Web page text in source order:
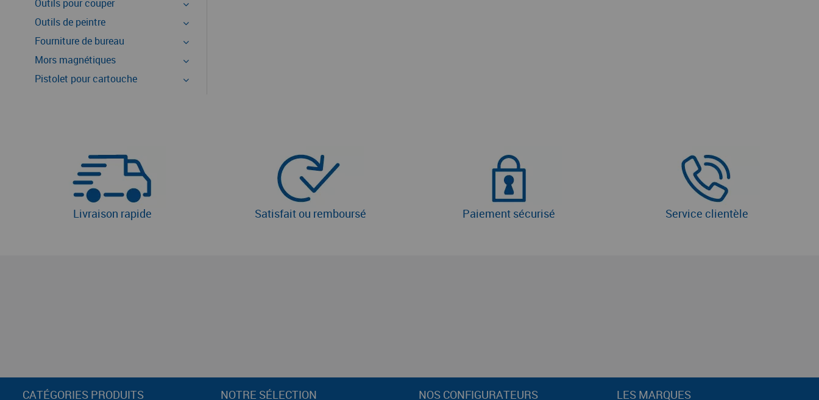
Outils pour couper
Outils de peintre
Fourniture de bureau
Mors magnétiques
Pistolet pour cartouche
Livraison rapide Satisfait ou remboursé Paiement sécurisé Service clientèle
CATÉGORIES PRODUITS NOTRE SÉLECTION NOS CONFIGURATEURS LES MARQUES